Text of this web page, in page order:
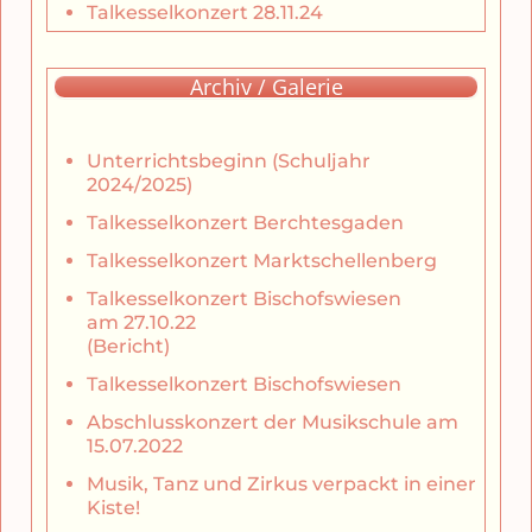
Talkesselkonzert 28.11.24
Archiv / Galerie
Unterrichtsbeginn (Schuljahr
2024/2025)
Talkesselkonzert Berchtesgaden
Talkesselkonzert Marktschellenberg
Talkesselkonzert Bischofswiesen
am 27.10.22
(Bericht)
Talkesselkonzert Bischofswiesen
Abschlusskonzert der Musikschule am
15.07.2022
Musik, Tanz und Zirkus verpackt in einer
Kiste!